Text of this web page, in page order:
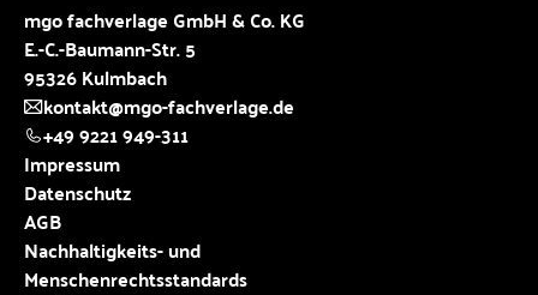
mgo fachverlage GmbH & Co. KG
E.-C.-Baumann-Str. 5
95326 Kulmbach
kontakt@mgo-fachverlage.de
+49 9221 949-311
Impressum
Datenschutz
AGB
Nachhaltigkeits- und
Menschenrechtsstandards